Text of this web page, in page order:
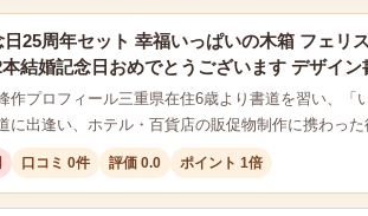
25周年セット 幸福いっぱいの木箱 フェリ
結婚記念日おめでとうございます デザイ
プロフィール三重県在住6歳より書道を習い、「
に出逢い、ホテル・百貨店の販促物制作に携わっ
口コミ 0件 評価 0.0 ポイント 1倍